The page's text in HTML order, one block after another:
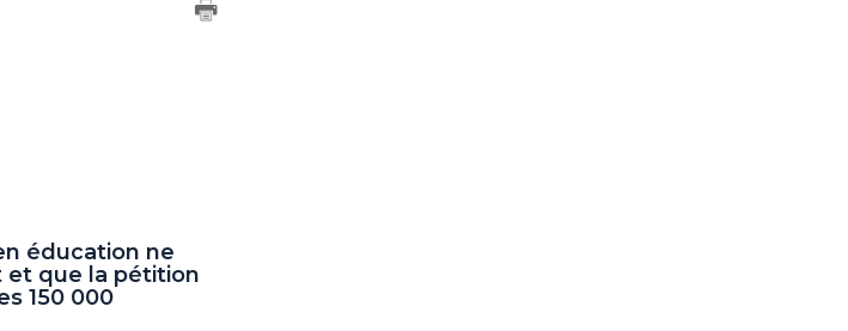
éducation ne
et que la pétition
150 000